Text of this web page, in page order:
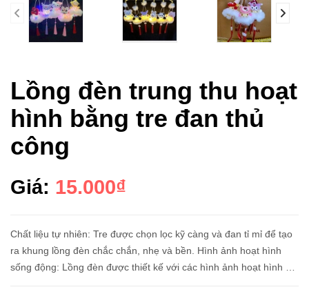
prev
Lồng đèn trung thu hoạt
hình bằng tre đan thủ
công
Giá: 15.000₫
Chất liệu tự nhiên: Tre được chọn lọc kỹ càng và đan tỉ mỉ để tạo
ra khung lồng đèn chắc chắn, nhẹ và bền. Hình ảnh hoạt hình
sống động: Lồng đèn được thiết kế với các hình ảnh hoạt hình nổi